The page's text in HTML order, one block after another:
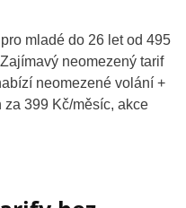
mladé do 26 let od 495
neomezený tarif
neomezené volání +
za 399 Kč/měsíc, akce